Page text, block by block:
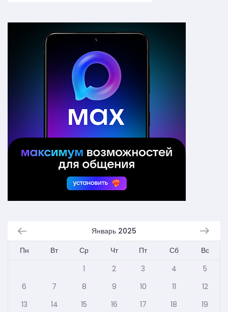
Январь 2025
Пн
Вт Ср Чт Пт Сб
Вс
1
2 3 4
5
6
7 8 9 10 11
12
13
14 15 16 17 18
19